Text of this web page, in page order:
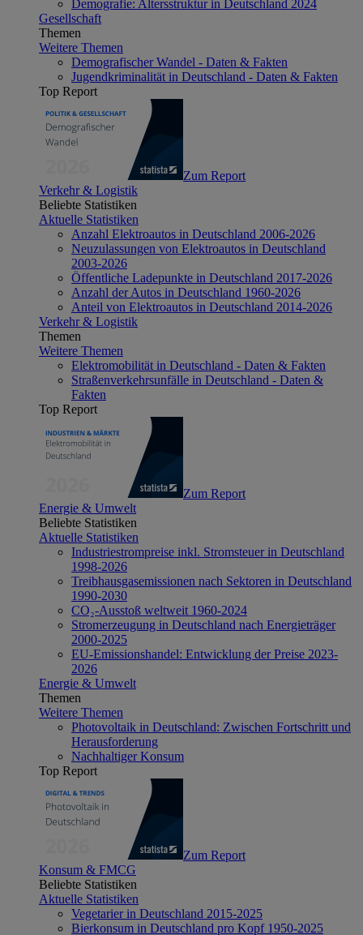
Demografie: Altersstruktur in Deutschland 2024
Gesellschaft
Themen
Weitere Themen
Demografischer Wandel - Daten & Fakten
Jugendkriminalität in Deutschland - Daten & Fakten
Top Report
Zum Report
Verkehr & Logistik
Beliebte Statistiken
Aktuelle Statistiken
Anzahl Elektroautos in Deutschland 2006-2026
Neuzulassungen von Elektroautos in Deutschland
2003-2026
Öffentliche Ladepunkte in Deutschland 2017-2026
Anzahl der Autos in Deutschland 1960-2026
Anteil von Elektroautos in Deutschland 2014-2026
Verkehr & Logistik
Themen
Weitere Themen
Elektromobilität in Deutschland - Daten & Fakten
Straßenverkehrsunfälle in Deutschland - Daten &
Fakten
Top Report
Zum Report
Energie & Umwelt
Beliebte Statistiken
Aktuelle Statistiken
Industriestrompreise inkl. Stromsteuer in Deutschland
1998-2026
Treibhausgasemissionen nach Sektoren in Deutschland
1990-2030
CO₂-Ausstoß weltweit 1960-2024
Stromerzeugung in Deutschland nach Energieträger
2000-2025
EU-Emissionshandel: Entwicklung der Preise 2023-
2026
Energie & Umwelt
Themen
Weitere Themen
Photovoltaik in Deutschland: Zwischen Fortschritt und
Herausforderung
Nachhaltiger Konsum
Top Report
Zum Report
Konsum & FMCG
Beliebte Statistiken
Aktuelle Statistiken
Vegetarier in Deutschland 2015-2025
Bierkonsum in Deutschland pro Kopf 1950-2025